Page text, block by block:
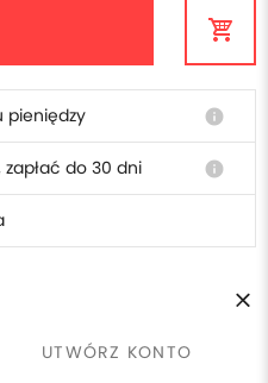
UTWÓRZ KONTO
pieniędzy info
do 30 dni info